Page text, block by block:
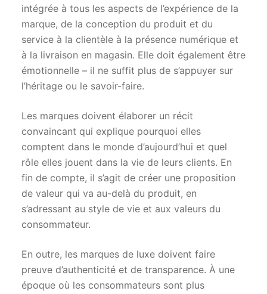
intégrée à tous les aspects de l’expérience de la
marque, de la conception du produit et du
service à la clientèle à la présence numérique et
à la livraison en magasin. Elle doit également être
émotionnelle – il ne suffit plus de s’appuyer sur
l’héritage ou le savoir-faire.
Les marques doivent élaborer un récit
convaincant qui explique pourquoi elles
comptent dans le monde d’aujourd’hui et quel
rôle elles jouent dans la vie de leurs clients. En
fin de compte, il s’agit de créer une proposition
de valeur qui va au-delà du produit, en
s’adressant au style de vie et aux valeurs du
consommateur.
En outre, les marques de luxe doivent faire
preuve d’authenticité et de transparence. À une
époque où les consommateurs sont plus